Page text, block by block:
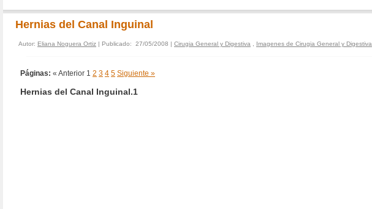
Hernias del Canal Inguinal
Autor: Eliana Noguera Ortiz | Publicado: 27/05/2008 | Cirugia General y Digestiva Imagenes de Cirugia General y Digestiva
Páginas: « Anterior 1 2 3 4 5 Siguiente »
Hernias del Canal Inguinal.1